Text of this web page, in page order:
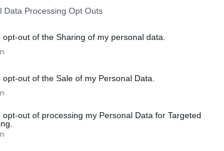
Data Processing Opt Outs
opt-out of the Sharing of my personal data.
opt-out of the Sale of my Personal Data.
opt-out of processing my Personal Data for Targeted